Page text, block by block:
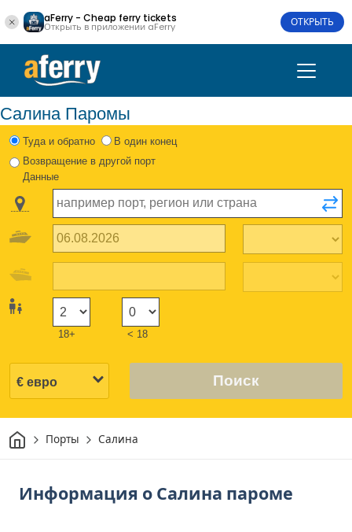
aFerry - Cheap ferry tickets
Открыть в приложении aFerry ОТКРЫТЬ
Салина Паромы
Туда и обратно
В один конец
Возвращение в другой порт
Данные
18+ < 18
Поиск
ДомПорты Салина
Информация о Салина пароме